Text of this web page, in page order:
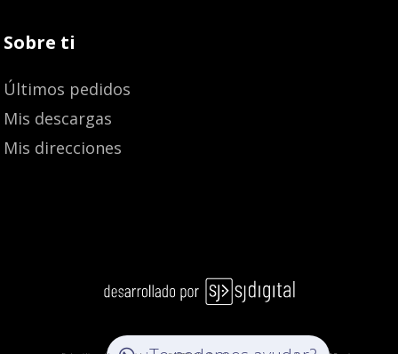
Sobre ti
Últimos pedidos
Mis descargas
Mis direcciones